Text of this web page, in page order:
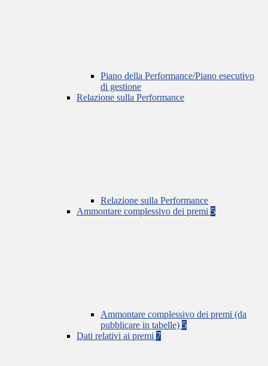
Piano della Performance/Piano esecutivo
di gestione
Relazione sulla Performance
Relazione sulla Performance
Ammontare complessivo dei premi 5
Ammontare complessivo dei premi (da
pubblicare in tabelle) 5
Dati relativi ai premi 7